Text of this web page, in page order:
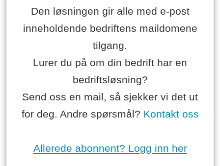
Den løsningen gir alle med e-post
inneholdende bedriftens maildomene
tilgang.
Lurer du på om din bedrift har en
bedriftsløsning?
Send oss en mail, så sjekker vi det ut
for deg. Andre spørsmål? Kontakt oss
Allerede abonnent? Logg inn her